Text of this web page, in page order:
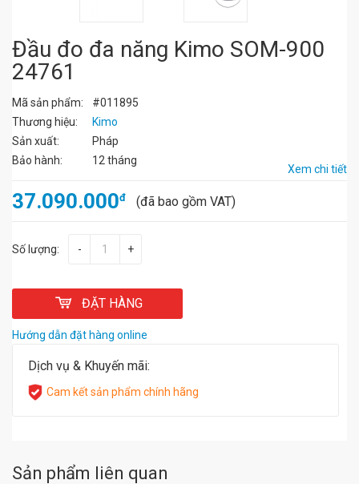
Đầu đo đa năng Kimo SOM-900
24761
Mã sản phẩm:
#011895
Thương hiệu:
Kimo
Sản xuất:
Pháp
Bảo hành:
12 tháng
Xem chi tiết
37.090.000đ (đã bao gồm VAT)
Số lượng: - +
ĐẶT HÀNG
Hướng dẫn đặt hàng online
Dịch vụ & Khuyến mãi:
Cam kết sản phẩm chính hãng
Sản phẩm liên quan